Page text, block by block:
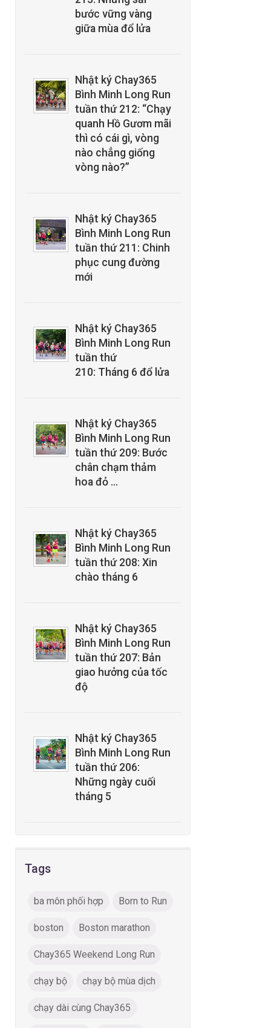
bước vững vàng
giữa mùa đổ lửa
Nhật ký Chay365
Bình Minh Long Run
tuần thứ 212: “Chạy
quanh Hồ Gươm mãi
thì có cái gì, vòng
nào chẳng giống
vòng nào?”
Nhật ký Chay365
Bình Minh Long Run
tuần thứ 211: Chinh
phục cung đường
mới
Nhật ký Chay365
Bình Minh Long Run
tuần thứ
210: Tháng 6 đổ lửa
Nhật ký Chay365
Bình Minh Long Run
tuần thứ 209: Bước
chân chạm thảm
hoa đỏ …
Nhật ký Chay365
Bình Minh Long Run
tuần thứ 208: Xin
chào tháng 6
Nhật ký Chay365
Bình Minh Long Run
tuần thứ 207: Bản
giao hưởng của tốc
độ
Nhật ký Chay365
Bình Minh Long Run
tuần thứ 206:
Những ngày cuối
tháng 5
Tags
ba môn phối hợp Born to Run
boston Boston marathon
Chay365 Weekend Long Run
chạy bộ chạy bộ mùa dịch
chạy dài cùng Chay365